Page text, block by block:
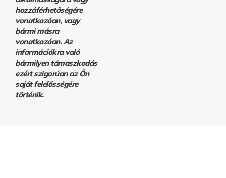
hozzáférhetőségére
vonatkozóan, vagy
bármi másra
vonatkozóan. Az
információkra való
bármilyen támaszkodás
ezért szigorúan az Ön
saját felelősségére
történik.